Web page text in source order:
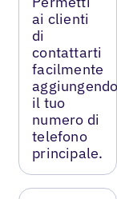
ai clienti
di
contattarti
facilmente
aggiungendo
il tuo
numero di
telefono
principale.